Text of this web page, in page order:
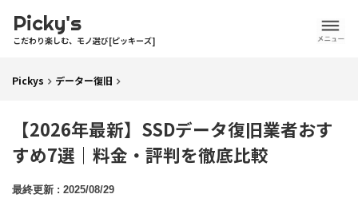
Picky's
こだわり楽しむ、モノ選び[ピッキーズ]
Pickys データー復旧
【2026年最新】SSDデータ復旧業者おす
すめ7選｜料金・評判を徹底比較
2025/08/29